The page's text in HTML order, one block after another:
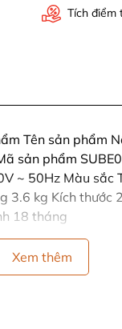
Tích điểm
Tên sản phẩm
sản phẩm
~ 50Hz Màu sắc
3.6 kg Kích thước
18 tháng
Xem thêm